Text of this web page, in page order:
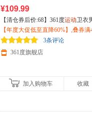
¥109.99
【清仓券后价:68】361度运动卫衣
026春秋季套头卫衣常规舒适上衣
39819
【年度大促低至直降60%】,叠券满
减150/600减230,立即抢购！
3条评论
361度旗舰店
加入购物车 收藏